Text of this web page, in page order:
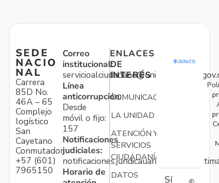
SEDE
NACIO
NAL
Carrera
85D No.
46A – 65
Complejo
logístico
San
Cayetano
Conmutador:
+57 (601)
7965150
Correo
institucional:
Línea
anticorrupción:
Desde
móvil o fijo:
157
Notificaciones
judiciales:
Horario de
ENLACES
DE
INTERÉS
COMUNICACIONES
LA UNIDAD
ATENCIÓN Y
SERVICIOS
CIUDADANÍA
DATOS
Sí